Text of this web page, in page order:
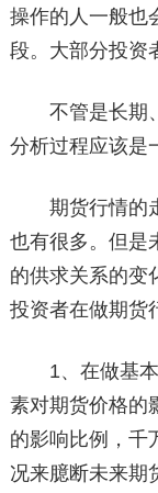
操作的人一般也
段。大部分投资
不管是长期、
分析过程应该是
期货行情的走
也有很多。但是
的供求关系的变
投资者在做期货
1、在做基本
素对期货价格的
的影响比例，千
况来臆断未来期